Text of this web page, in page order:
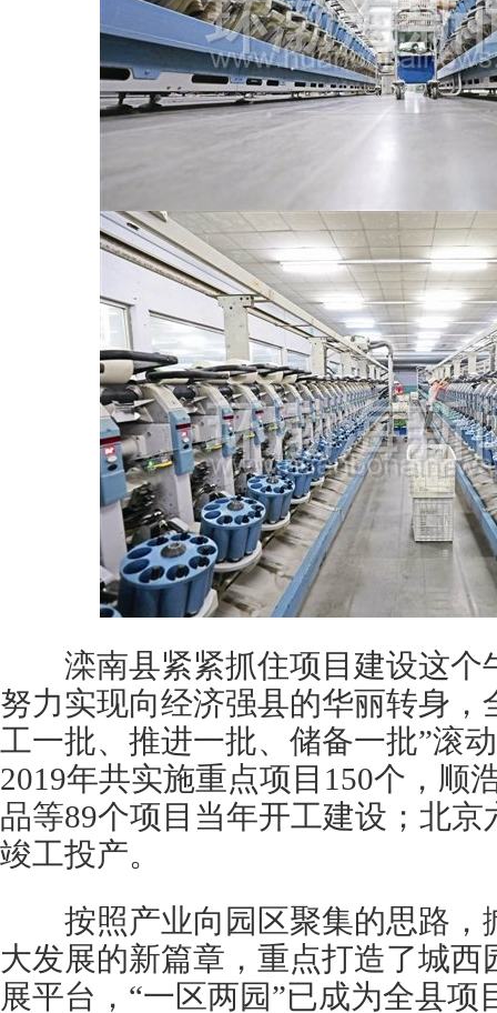
滦南县紧紧抓住项目建设这个
努力实现向经济强县的华丽转身，
工一批、推进一批、储备一批”滚
2019年共实施重点项目150个，顺
品等89个项目当年开工建设；北
竣工投产。
按照产业向园区聚集的思路，
大发展的新篇章，重点打造了城
展平台，“一区两园”已成为全县